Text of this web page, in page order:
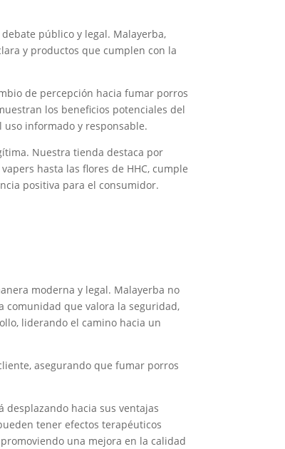
público y legal. Malayerba,
y productos que cumplen con la
de percepción hacia fumar porros
los beneficios potenciales del
uso informado y responsable.
Nuestra tienda destaca por
hasta las flores de HHC, cumple
positiva para el consumidor.
moderna y legal. Malayerba no
comunidad que valora la seguridad,
liderando el camino hacia un
asegurando que fumar porros
hacia sus ventajas
tener efectos terapéuticos
una mejora en la calidad